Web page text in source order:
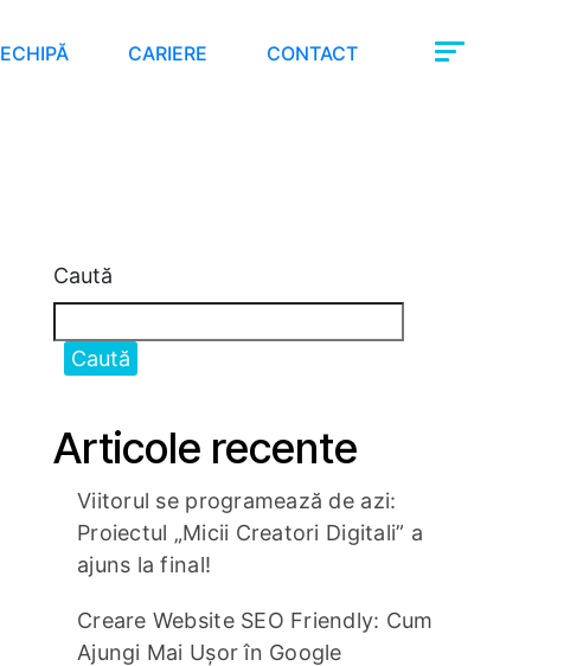
ECHIPĂ CARIERE CONTACT
Caută
Caută
Articole recente
Viitorul se programează de azi:
Proiectul „Micii Creatori Digitali” a
ajuns la final!
Creare Website SEO Friendly: Cum
Ajungi Mai Ușor în Google